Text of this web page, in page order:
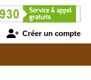
Créer un compte